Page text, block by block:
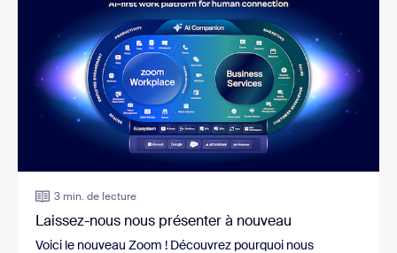
3 min. de lecture
Laissez-nous nous présenter à nouveau
Voici le nouveau Zoom ! Découvrez pourquoi nous